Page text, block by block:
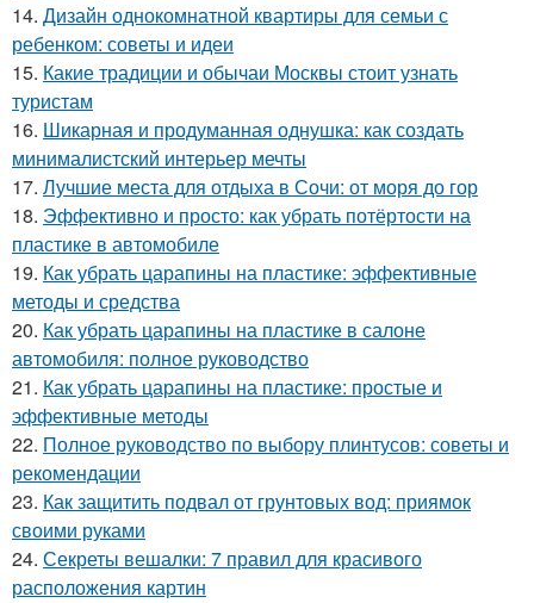
14. Дизайн однокомнатной квартиры для семьи с
ребенком: советы и идеи
15. Какие традиции и обычаи Москвы стоит узнать
туристам
16. Шикарная и продуманная однушка: как создать
минималистский интерьер мечты
17. Лучшие места для отдыха в Сочи: от моря до гор
18. Эффективно и просто: как убрать потёртости на
пластике в автомобиле
19. Как убрать царапины на пластике: эффективные
методы и средства
20. Как убрать царапины на пластике в салоне
автомобиля: полное руководство
21. Как убрать царапины на пластике: простые и
эффективные методы
22. Полное руководство по выбору плинтусов: советы и
рекомендации
23. Как защитить подвал от грунтовых вод: приямок
своими руками
24. Секреты вешалки: 7 правил для красивого
расположения картин